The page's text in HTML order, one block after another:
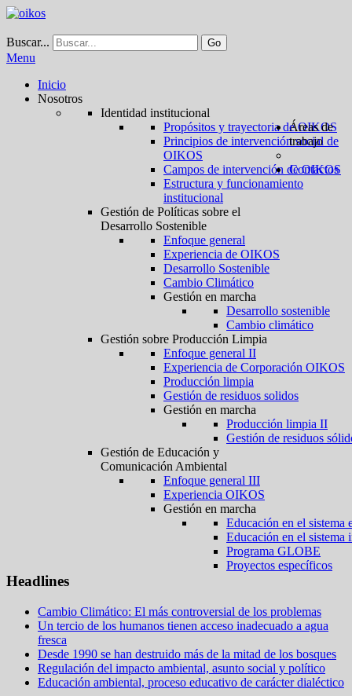
Buscar... Go
Menu
Inicio
Nosotros
Identidad institucional
Propósitos y trayectoria de OIKOS
Principios de intervención social de
OIKOS
Campos de intervención de OIKOS
Estructura y funcionamiento
institucional
Áreas de
trabajo
Gestión de Políticas sobre el
Desarrollo Sostenible
Enfoque general
Experiencia de OIKOS
Desarrollo Sostenible
Cambio Climático
Gestión en marcha
Desarrollo sostenible
Cambio climático
Gestión sobre Producción Limpia
Enfoque general II
Experiencia de Corporación OIKOS
Producción limpia
Gestión de residuos solidos
Gestión en marcha
Producción limpia II
Gestión de residuos
Gestión de Educación y
Comunicación Ambiental
Enfoque general III
Experiencia OIKOS
Gestión en marcha
Educación en el sistema
Educación en el sistema
Programa GLOBE
Proyectos específicos
Contactos
Headlines
Cambio Climático: El más controversial de los problemas
Un tercio de los humanos tienen acceso inadecuado a agua
fresca
Desde 1990 se han destruido más de la mitad de los bosques
Regulación del impacto ambiental, asunto social y político
Educación ambiental, proceso educativo de carácter dialéctico